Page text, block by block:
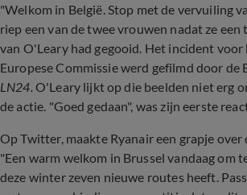
"Welkom in België. Stop met de vervuiling
riep een van de twee vrouwen nadat ze
van O'Leary had gegooid. Het incident voor
Europese Commissie werd gefilmd door de
LN24. O'Leary lijkt op die beelden niet erg
de actie. "Goed gedaan", was zijn eerste
Op Twitter, maakte Ryanair een grapje
"Een warm welkom in Brussel vandaag om
deze winter zeven nieuwe routes heeft.